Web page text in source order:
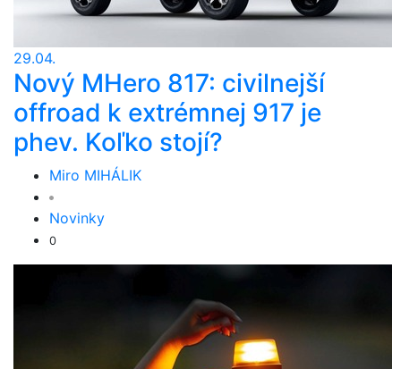
29.04.
Nový MHero 817: civilnejší
offroad k extrémnej 917 je
phev. Koľko stojí?
Miro MIHÁLIK
Novinky
0